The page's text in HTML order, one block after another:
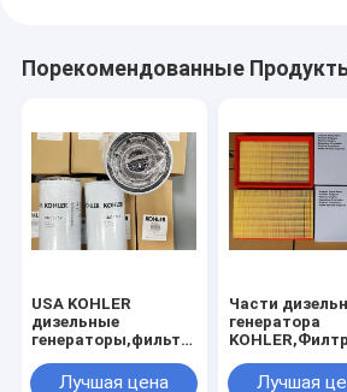
Порекомендованные
USA KOHLER
дизельные
генераторы,фильтры
Лучшая цена
Части
генератора
Лучшая